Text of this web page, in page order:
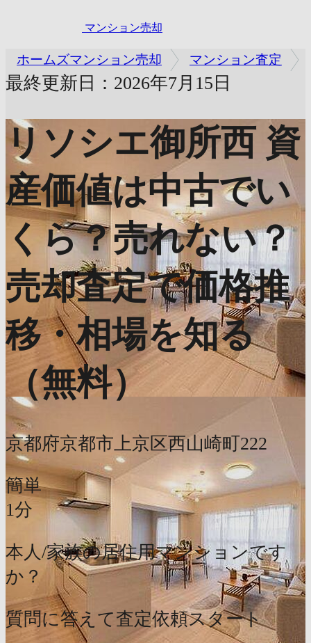
マンション売却
ホームズマンション売却 マンション査定
最終更新日：2026年7月15日
リソシエ御所西 資
産価値は中古でい
くら？売れない？
売却査定で価格推
移・相場を知る
（無料）
京都府京都市上京区西山崎町222
簡単
1分
本人/家族の居住用マンションです
か？
質問に答えて査定依頼スタート